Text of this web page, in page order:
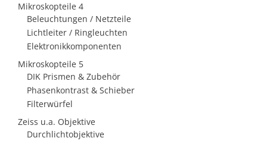
Mikroskopteile 4
Beleuchtungen / Netzteile
Lichtleiter / Ringleuchten
Elektronikkomponenten
Mikroskopteile 5
DIK Prismen & Zubehör
Phasenkontrast & Schieber
Filterwürfel
Zeiss u.a. Objektive
Durchlichtobjektive